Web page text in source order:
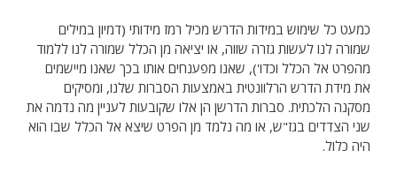
כמעט כל שימוש במידות הדרש מכיל רמז מידותי (דמיון במילים
שמורה לנו לעשות גזרה שווה, או יציאה מן הכלל שמורה לנו ללמוד
מהפרט אל הכלל וכדו'), שאנו מפענחים אותו בכך שאנו מיישמים
את מידת הדרש הרלוונטית באמצעות הסברות שלנו, ומסיקים
מסקנה הלכתית. סברות הדרשן הן אלו שקובעות לעניין מה נדמה את
שני הצדדים בגז"ש, או מה נלמד מן הפרט שיצא אל הכלל שבו הוא
היה כלול.